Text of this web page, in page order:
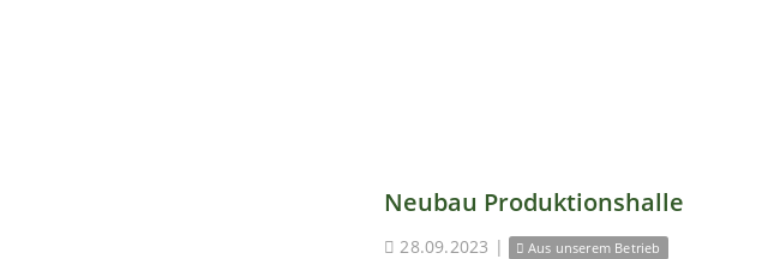
Neubau Produktionshalle
28.09.2023 | Aus unserem Betrieb